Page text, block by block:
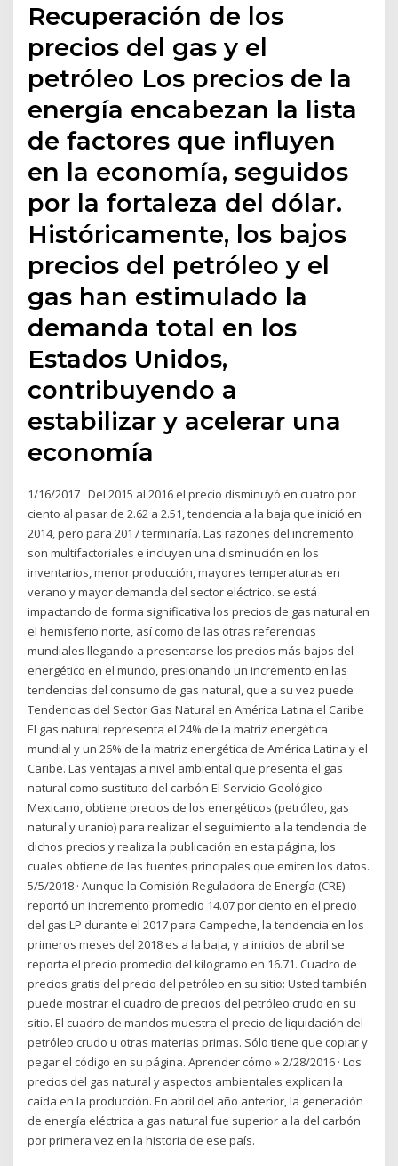
Recuperación de los
precios del gas y el
petróleo Los precios de la
energía encabezan la lista
de factores que influyen
en la economía, seguidos
por la fortaleza del dólar.
Históricamente, los bajos
precios del petróleo y el
gas han estimulado la
demanda total en los
Estados Unidos,
contribuyendo a
estabilizar y acelerar una
economía
1/16/2017 · Del 2015 al 2016 el precio disminuyó en cuatro por
ciento al pasar de 2.62 a 2.51, tendencia a la baja que inició en
2014, pero para 2017 terminaría. Las razones del incremento
son multifactoriales e incluyen una disminución en los
inventarios, menor producción, mayores temperaturas en
verano y mayor demanda del sector eléctrico. se está
impactando de forma significativa los precios de gas natural en
el hemisferio norte, así como de las otras referencias
mundiales llegando a presentarse los precios más bajos del
energético en el mundo, presionando un incremento en las
tendencias del consumo de gas natural, que a su vez puede
Tendencias del Sector Gas Natural en América Latina el Caribe
El gas natural representa el 24% de la matriz energética
mundial y un 26% de la matriz energética de América Latina y el
Caribe. Las ventajas a nivel ambiental que presenta el gas
natural como sustituto del carbón El Servicio Geológico
Mexicano, obtiene precios de los energéticos (petróleo, gas
natural y uranio) para realizar el seguimiento a la tendencia de
dichos precios y realiza la publicación en esta página, los
cuales obtiene de las fuentes principales que emiten los datos.
5/5/2018 · Aunque la Comisión Reguladora de Energía (CRE)
reportó un incremento promedio 14.07 por ciento en el precio
del gas LP durante el 2017 para Campeche, la tendencia en los
primeros meses del 2018 es a la baja, y a inicios de abril se
reporta el precio promedio del kilogramo en 16.71. Cuadro de
precios gratis del precio del petróleo en su sitio: Usted también
puede mostrar el cuadro de precios del petróleo crudo en su
sitio. El cuadro de mandos muestra el precio de liquidación del
petróleo crudo u otras materias primas. Sólo tiene que copiar y
pegar el código en su página. Aprender cómo » 2/28/2016 · Los
precios del gas natural y aspectos ambientales explican la
caída en la producción. En abril del año anterior, la generación
de energía eléctrica a gas natural fue superior a la del carbón
por primera vez en la historia de ese país.